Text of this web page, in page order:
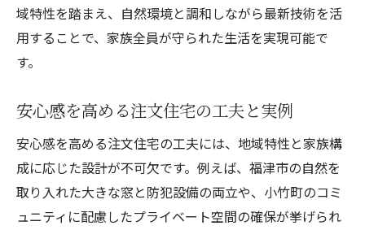
域特性を踏まえ、自然環境と調和しながら最新技術を活
用することで、家族全員が守られた生活を実現可能で
す。
安心感を高める注文住宅の工夫と実例
安心感を高める注文住宅の工夫には、地域特性と家族構
成に応じた設計が不可欠です。例えば、福津市の自然を
取り入れた大きな窓と防犯設備の両立や、小竹町のコミ
ュニティに配慮したプライベート空間の確保が挙げられ